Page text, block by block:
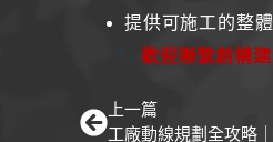
提供可施工的整
歡迎聯繫創構
上一篇
工廠動線規劃全攻略